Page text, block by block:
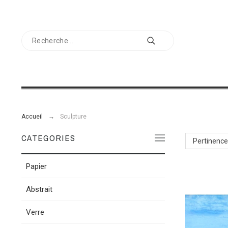
Accueil Sculpture
CATEGORIES
Papier
Abstrait
Verre
Pertinence